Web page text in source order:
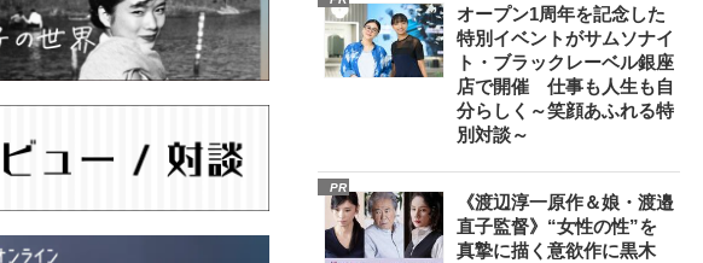
オープン1周年を記念した
特別イベントがサムソナイ
ト・ブラックレーベル銀座
店で開催 仕事も人生も自
分らしく～笑顔あふれる特
別対談～
PR
《渡辺淳一原作＆娘・渡邉
直子監督》“女性の性”を
真摯に描く意欲作に黒木